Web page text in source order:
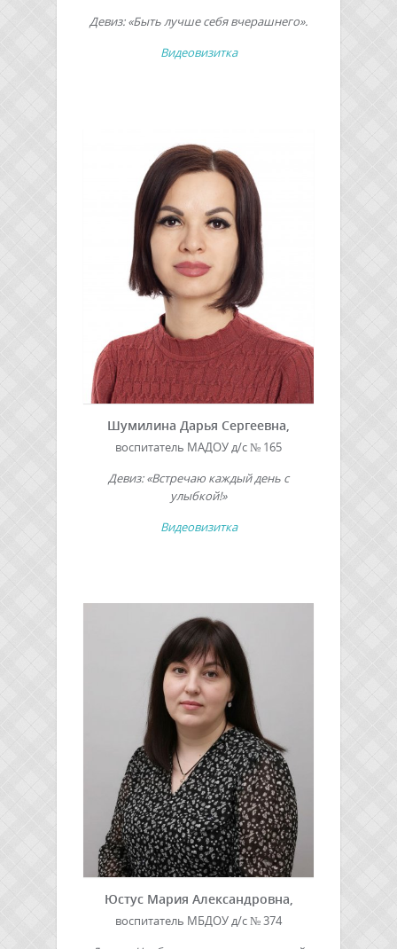
Девиз: «Быть лучше себя вчерашнего».
Видеовизитка
Шумилина Дарья Сергеевна,
воспитатель МАДОУ д/с № 165
Девиз: «Встречаю каждый день с
улыбкой!»
Видеовизитка
Юстус Мария Александровна,
воспитатель МБДОУ д/с № 374